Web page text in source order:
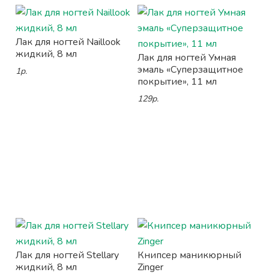
Лак для ногтей Naillook
жидкий, 8 мл
1р.
Лак для ногтей Умная
эмаль «Суперзащитное
покрытие», 11 мл
129р.
Лак для ногтей Stellary
жидкий, 8 мл
Книпсер маникюрный
Zinger